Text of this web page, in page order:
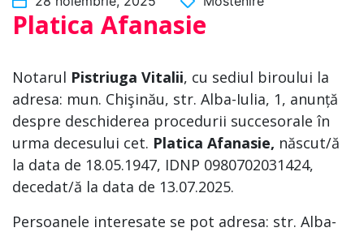
Platica Afanasie
Notarul Pistriuga Vitalii, cu sediul biroului la
adresa: mun. Chişinău, str. Alba-Iulia, 1, anunță
despre deschiderea procedurii succesorale în
urma decesului cet. Platica Afanasie, născut/ă
la data de 18.05.1947, IDNP 0980702031424,
decedat/ă la data de 13.07.2025.
Persoanele interesate se pot adresa: str. Alba-